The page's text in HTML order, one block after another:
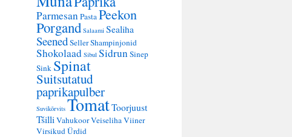
ParmesanPastaPeekon
Porgand Salaami Sealiha
SeenedSellerShampinjonid
Shokolaad Sibul SidrunSinep
Sink Spinat
Suitsutatud
paprikapulber
Suvikõrvits TomatToorjuust
TšilliVahukoorVeiselihaViiner
VirsikudÜrdid